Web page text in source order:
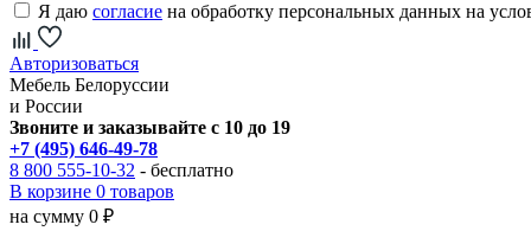
Я даю согласие на обработку персональных данных на
Авторизоваться
Мебель Белоруссии
и России
Звоните и заказывайте с 10 до 19
+7 (495) 646-49-78
8 800 555-10-32 - бесплатно
В корзине 0 товаров
на сумму 0 ₽